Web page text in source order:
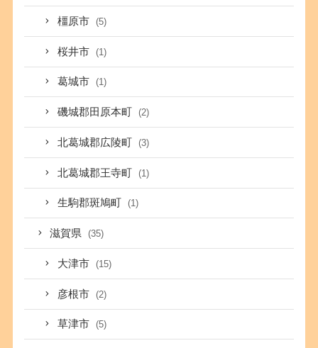
橿原市 (5)
桜井市 (1)
葛城市 (1)
磯城郡田原本町 (2)
北葛城郡広陵町 (3)
北葛城郡王寺町 (1)
生駒郡斑鳩町 (1)
滋賀県 (35)
大津市 (15)
彦根市 (2)
草津市 (5)